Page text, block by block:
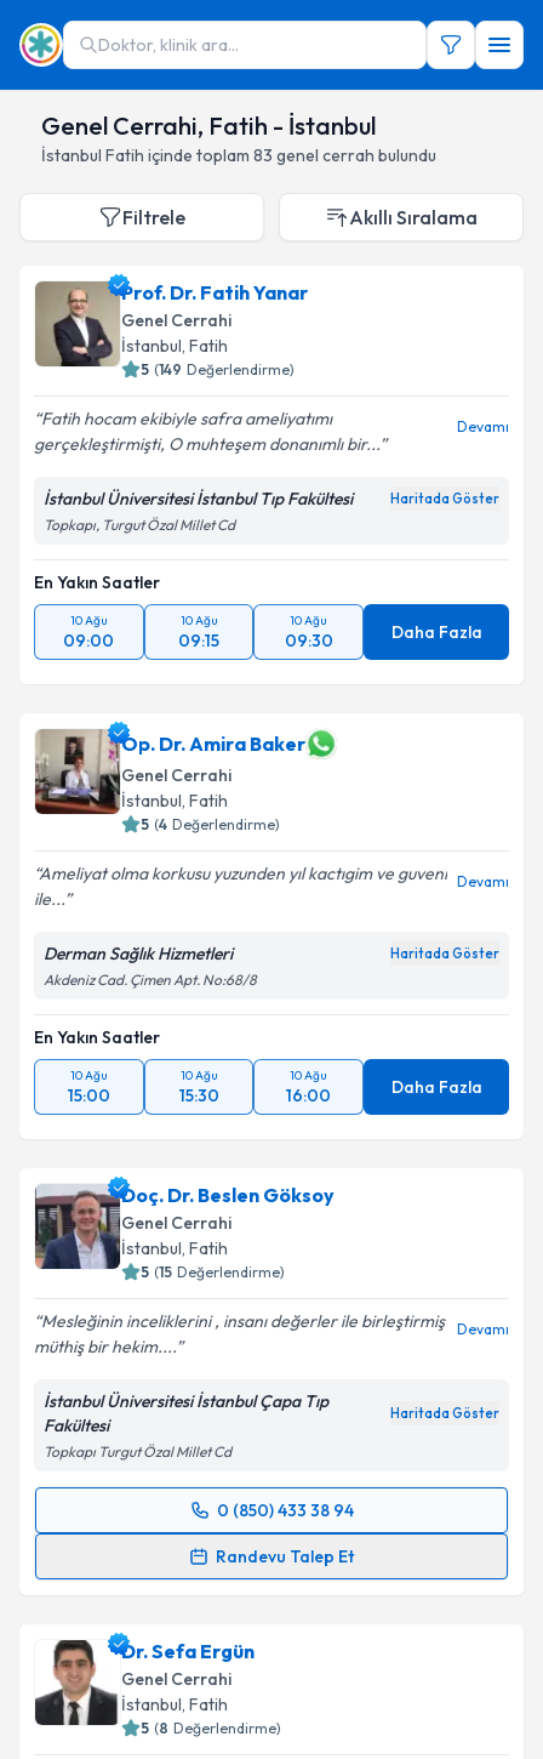
Doktor, klinik ara...
Genel Cerrahi, Fatih - İstanbul
İstanbul Fatih içinde toplam 83 genel cerrah bulundu
Filtrele Akıllı Sıralama
Prof. Dr. Fatih Yanar
Genel Cerrahi
İstanbul, Fatih
5 (149 Değerlendirme)
Fatih hocam ekibiyle safra ameliyatımı
gerçekleştirmişti, O muhteşem donanımlı bir...
Devamı
İstanbul Üniversitesi İstanbul Tıp Fakültesi Haritada Göster
Topkapı, Turgut Özal Millet Cd
En Yakın Saatler
10 Ağu
09:00
10 Ağu
09:15
10 Ağu
09:30 Daha Fazla
Op. Dr. Amira Baker
Genel Cerrahi
İstanbul, Fatih
5 (4 Değerlendirme)
Ameliyat olma korkusu yuzunden yıl kactıgim ve guveni
ile...
Devamı
Derman Sağlık Hizmetleri Haritada Göster
Akdeniz Cad. Çimen Apt. No:68/8
En Yakın Saatler
10 Ağu
15:00
10 Ağu
15:30
10 Ağu
16:00 Daha Fazla
Doç. Dr. Beslen Göksoy
Genel Cerrahi
İstanbul, Fatih
5 (15 Değerlendirme)
Mesleğinin inceliklerini , insanı değerler ile birleştirmiş
müthiş bir hekim....
Devamı
İstanbul Üniversitesi İstanbul Çapa Tıp
Fakültesi
Haritada Göster
Topkapı Turgut Özal Millet Cd
0 (850) 433 38 94
Randevu Talep Et
Randevu Takvimi Talebi
takvim hazırlandığında e-posta ile bilgilendireceğiz.
E-posta Adresiniz
Dr. Sefa Ergün
Genel Cerrahi
İstanbul, Fatih
5 (8 Değerlendirme)